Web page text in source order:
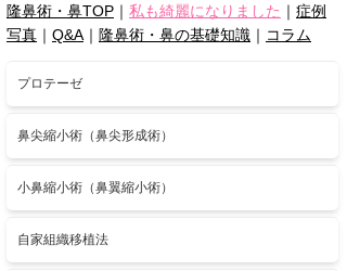
隆鼻術・鼻TOP ｜ 私も綺麗になりました ｜ 症例
写真 ｜ Q&A ｜ 隆鼻術・鼻の基礎知識 ｜ コラム
プロテーゼ
鼻尖縮小術（鼻尖形成術）
小鼻縮小術（鼻翼縮小術）
自家組織移植法